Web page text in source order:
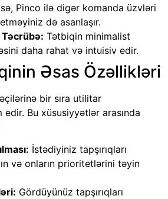
Pinco ilə digər komanda üzvləri
də asanlaşır.
Təcrübə: Tətbiqin minimalist
daha rahat və intuisiv edir.
Əsas Özəllikləri
bir sıra utilitar
Bu xüsusiyyətlər arasında
İstədiyiniz tapşırıqları
və onların prioritetlərini təyin
Gördüyünüz tapşırıqları